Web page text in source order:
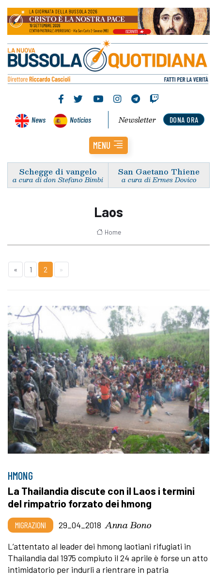
News Noticias DONA ORA
Newsletter
MENU
Schegge di vangelo
a cura di don Stefano Bimbi
San Gaetano Thiene
a cura di Ermes Dovico
Laos
Home
« 1 2 »
HMONG
La Thailandia discute con il Laos i termini
del rimpatrio forzato dei hmong
MIGRAZIONI 29_04_2018 Anna Bono
L’attentato al leader dei hmong laotiani rifugiati in
Thailandia dal 1975 compiuto il 24 aprile è forse un atto
intimidatorio per indurli a rientrare in patria